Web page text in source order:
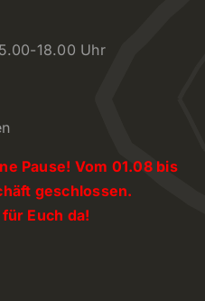
18.00 Uhr
Pause! Vom 01.08 bis
geschlossen.
Euch da!